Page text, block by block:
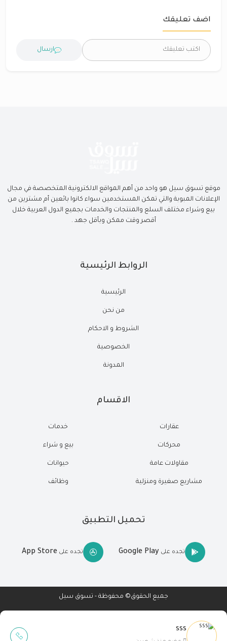
sss
اضف تعليقك
ارسال
موقع تسوق سيل هو واحد من أهم المواقع الالكترونية المتخصصة في مجال
الإعلانات المبوبة والتي تمكن المستخدمين سواء كانوا بائعين أم مشترين من
بيع وشراء مختلف السلع والمنتجات والخدمات بجميع الدول العربية خلال
أقصر وقت ممكن وبأقل جهد .
الروابط الرئيسية
الرئيسية
من نحن
الشروط و الاحكام
الخصوصية
المدونة
الاقسام
عقارات
محركات
مقاولات عامة
مشاريع صغيرة ومنزلية
خدمات
بيع و شراء
حيوانات
وظائف
تحميل التطبيق
تجده على Google Play تجده على App Store
جميع الحقوق© محفوظة - تسوق سيل